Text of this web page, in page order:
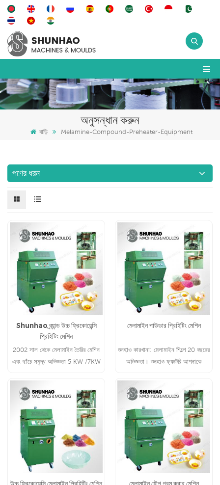
অনুসন্ধান করুন
বাড়ি Melamine-Compound-Preheater-Equipment
পণের ধরন
Shunhao ব্র্যান্ড উচ্চ ফ্রিকোয়েন্সি
প্রিহিটিং মেশিন
2002 সাল থেকে মেলামাইন তৈরির মেশিন
এবং ছাঁচে সমৃদ্ধ অভিজ্ঞতা 5 KW /7KW
মেলামাইন পাউডার প্রিহিটিং মেশিন
শুনহাও কারখানা: মেলামাইন শিল্পে 20 বছরের
অভিজ্ঞতা। শুনহাও ফ্যাক্টরি আপনাকে